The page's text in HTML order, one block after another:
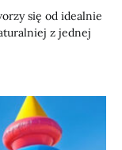
się od idealnie
z jednej